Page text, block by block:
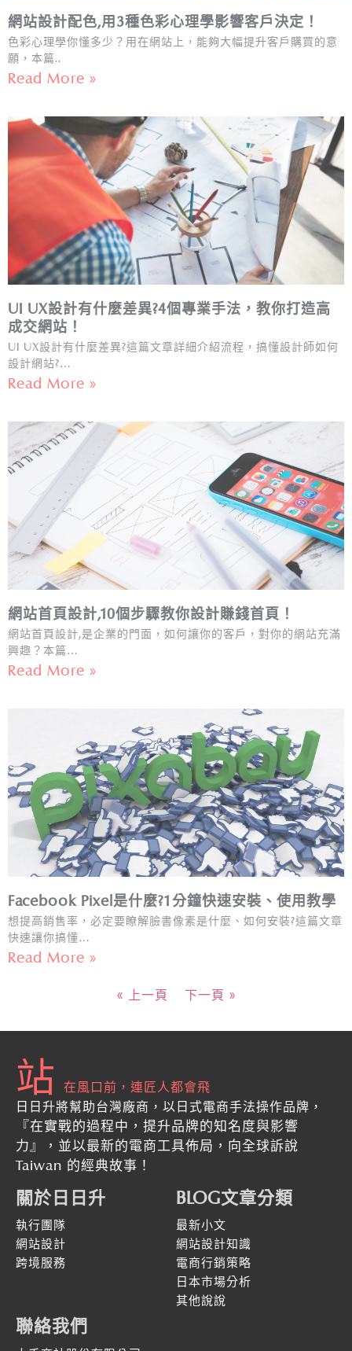
網站設計配色,用3種色彩心理學影響客戶決定！
色彩心理學你懂多少？用在網站上，能夠大幅提升客戶購買的意
願，本篇..
Read More »
UI UX設計有什麼差異?4個專業手法，教你打造高
成交網站！
UI UX設計有什麼差異?這篇文章詳細介紹流程，搞懂設計師如何
設計網站?…
Read More »
網站首頁設計,10個步驟教你設計賺錢首頁！
網站首頁設計,是企業的門面，如何讓你的客戶，對你的網站充滿
興趣？本篇…
Read More »
Facebook Pixel是什麼?1分鐘快速安裝、使用教學
想提高銷售率，必定要瞭解臉書像素是什麼、如何安裝?這篇文章
快速讓你搞懂…
Read More »
« 上一頁 下一頁 »
站
在風口前，連匠人都會飛
日日升將幫助台灣廠商，以日式電商手法操作品牌，
『在實戰的過程中，提升品牌的知名度與影響
力』
，並以最新的電商工具佈局，向全球訴說
Taiwan 的經典故事！
關於日日升
執行團隊
網站設計
跨境服務
BLOG文章分類
最新小文
網站設計知識
電商行銷策略
日本市場分析
其他說說
聯絡我們